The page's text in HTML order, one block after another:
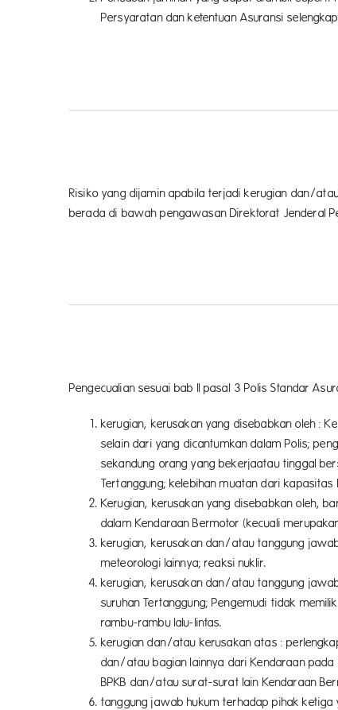
Persyaratan dan ketentuan Asuransi
Risiko yang dijamin apabila terjadi kerugian dan/
berada di bawah pengawasan Direktorat Jenderal
Pengecualian sesuai bab II pasal 3 Polis Standar
kerugian, kerusakan yang disebabkan oleh :
selain dari yang dicantumkan dalam Polis;
sekandung orang yang bekerjaatau tinggal
Tertanggung; kelebihan muatan dari kapasitas
Kerugian, kerusakan yang disebabkan oleh,
dalam Kendaraan Bermotor (kecuali
kerugian, kerusakan dan/atau tanggung
meteorologi lainnya; reaksi nuklir.
kerugian, kerusakan dan/atau tanggung
suruhan Tertanggung; Pengemudi tidak
rambu-rambu lalu-lintas.
kerugian dan/atau kerusakan atas :
dan/atau bagian lainnya dari Kendaraan
BPKB dan/atau surat-surat lain Kendaraan
tanggung jawab hukum terhadap pihak